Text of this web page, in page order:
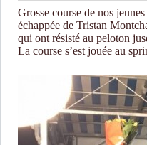
Grosse course de nos
échappée de Tristan
qui ont résisté au peloton
La course s’est jouée au